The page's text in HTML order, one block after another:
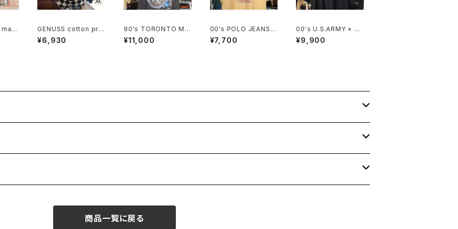
mad
Sh
GENUSS cotton pro
motional shoulder B
ag
¥6,930
90's TORONTO MA
PLES LEAFS black c
otton Tee "Made in
¥11,000
00's POLO JEANS C
O. truck and field pr
inted Tee
¥7,700
00's U.S.ARMY × NA
SCAR embroidered
logo black cotton T
¥9,900
商品一覧に戻る